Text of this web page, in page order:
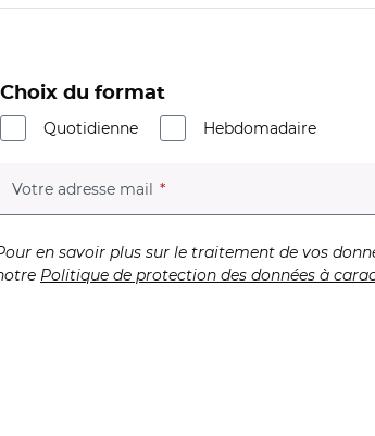
Choix du format
Quotidienne
Hebdomadaire
Votre adresse mail (champ obligatoire)
en savoir plus sur le traitement de vos
Politique de protection des données à